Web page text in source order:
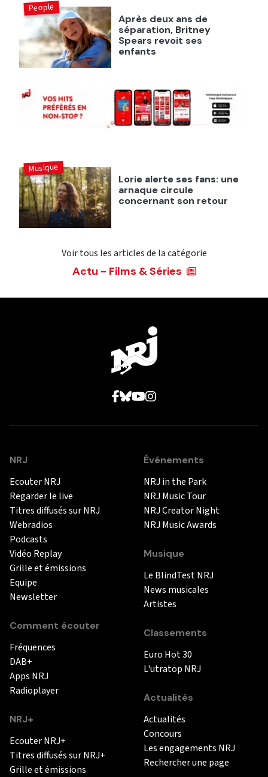
Après deux ans de
séparation, Britney
Spears revoit ses
enfants
People
Lorie alerte ses fans: une
arnaque circule
concernant son retour
Musique
Voir tous les articles de la catégorie
Actu - Films & Séries
NRJ
Ecouter NRJ
Regarder le live
Titres diffusés sur NRJ
Webradios
Podcasts
Vidéo Replay
Grille et émissions
Equipe
Newsletter
Comment écouter
Fréquences
DAB+
Apps NRJ
Radioplayer
NRJ+
Ecouter NRJ+
Titres diffusés sur NRJ+
Grille et émissions
Événements
NRJ in the Park
NRJ Music Tour
NRJ Creator Night
NRJ Music Awards
Musique
Le BlindTest NRJ
News musicales
Artistes
Classements
Euro Hot 30
L'utratop NRJ
Actualités
Actualités
Concours
Les engagements NRJ
Rechercher une page